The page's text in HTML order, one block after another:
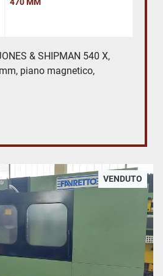
& SHIPMAN 540 X,
piano magnetico,
VENDUTO